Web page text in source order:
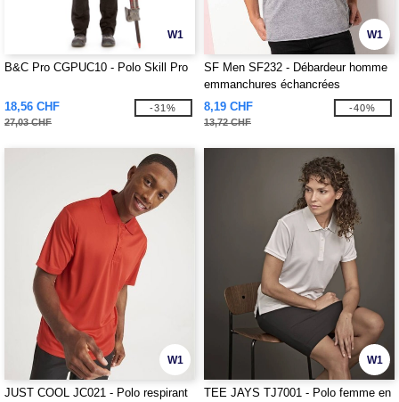
W1
B&C Pro CGPUC10 - Polo Skill Pro
18,56 CHF
27,03 CHF
-31%
W1
SF Men SF232 - Débardeur homme
emmanchures échancrées
8,19 CHF
13,72 CHF
-40%
W1
JUST COOL JC021 - Polo respirant
W1
TEE JAYS TJ7001 - Polo femme en